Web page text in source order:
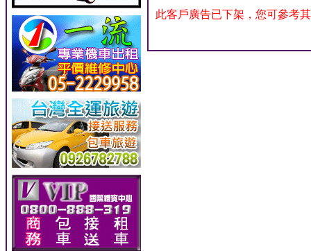
此客戶廣告已下架，您可參考